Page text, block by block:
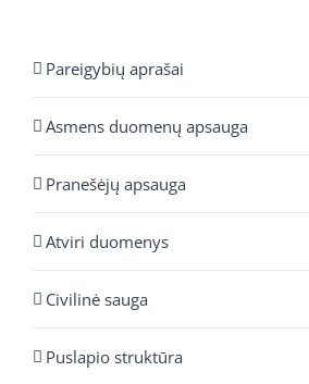
Pareigybių aprašai
Asmens duomenų apsauga
Pranešėjų apsauga
Atviri duomenys
Civilinė sauga
Puslapio struktūra